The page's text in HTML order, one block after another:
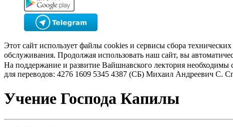
Этот сайт использует файлы cookies и сервисы сбора
обслуживания. Продолжая использовать наш сайт, вы
На поддержание и развитие Вайшнавского лектория
для переводов: 4276 1609 5345 4387 (СБ) Михаил Андреевич С.
Учение Господа Капилы